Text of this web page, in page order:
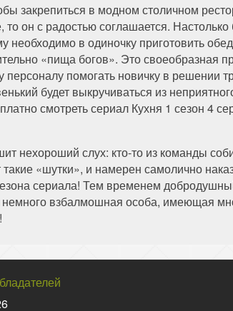
закрепиться в модном столичном
он с радостью соглашается.
в одиночку приготовить
«пища богов». Это своеобразная
персоналу помогать новичку в решении
будет выкручиваться из
смотреть сериал Кухня 1 сезон 4
слух: кто-то из команды
«шутки», и намерен самолично
сериала! Тем временем
взбалмошная особа, имеющая